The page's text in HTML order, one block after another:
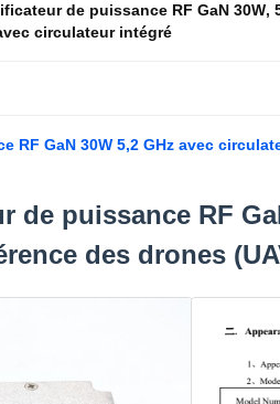
de puissance RF GaN 30W,
circulateur intégré
RF GaN 30W 5,2 GHz avec
de puissance RF
des drones